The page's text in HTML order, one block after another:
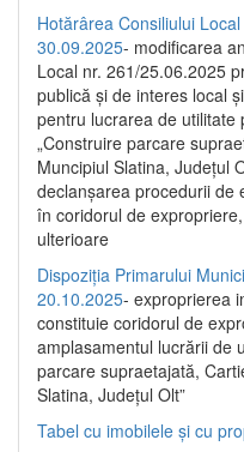
Hotărârea Consiliului
30.09.2025- modificarea
Local nr. 261/25.06.2025
publică şi de interes local
pentru lucrarea de utilitate
„Construire parcare
Muncipiul Slatina, Judeţul
declanşarea procedurii de
în coridorul de
ulterioare
Dispoziția Primarului
20.10.2025- exproprierea
constituie coridorul de
amplasamentul lucrării de
parcare supraetajată,
Slatina, Județul Olt”
Tabel cu imobilele și cu